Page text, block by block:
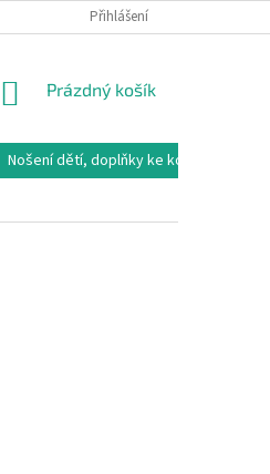
DOPRAVA, PLATBY A
Přihlášení
NÁKUPNÍ
Prázdný košík
Nošení dětí, doplňky ke kočárkům